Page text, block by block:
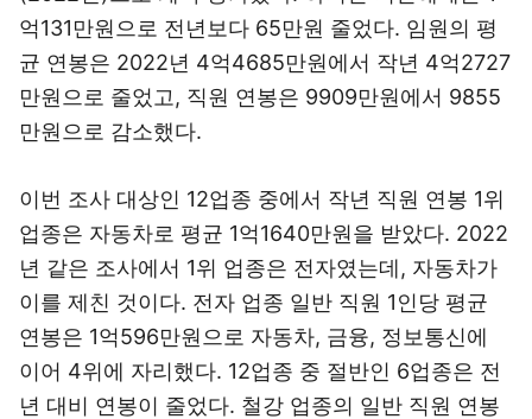
억131만원으로 전년보다 65만원 줄었다. 임원의 평
균 연봉은 2022년 4억4685만원에서 작년 4억2727
만원으로 줄었고, 직원 연봉은 9909만원에서 9855
만원으로 감소했다.
이번 조사 대상인 12업종 중에서 작년 직원 연봉 1위
업종은 자동차로 평균 1억1640만원을 받았다. 2022
년 같은 조사에서 1위 업종은 전자였는데, 자동차가
이를 제친 것이다. 전자 업종 일반 직원 1인당 평균
연봉은 1억596만원으로 자동차, 금융, 정보통신에
이어 4위에 자리했다. 12업종 중 절반인 6업종은 전
년 대비 연봉이 줄었다. 철강 업종의 일반 직원 연봉